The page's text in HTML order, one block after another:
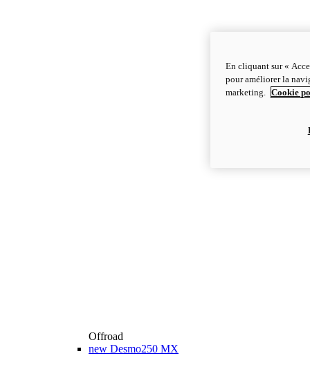
Offroad
new Desmo250 MX
En cliquant sur «
pour améliorer la
marketing.
Cookie